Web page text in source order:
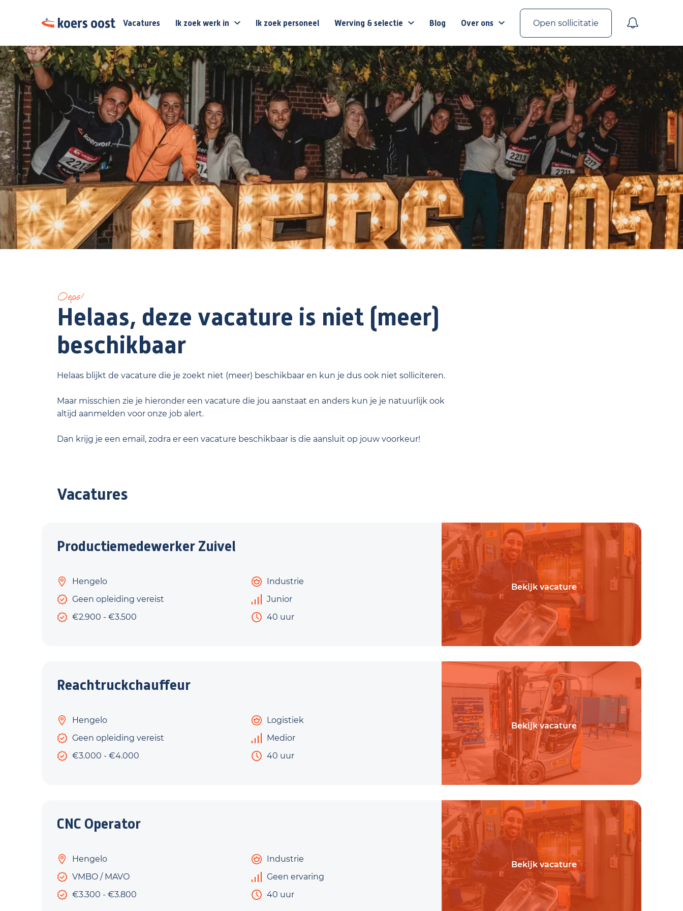
Vacatures Ik zoek werk in Ik zoek personeel Werving & selectie Blog Over ons Open sollicitatie
Oeps!
Helaas, deze vacature is niet (meer)
beschikbaar
Helaas blijkt de vacature die je zoekt niet (meer) beschikbaar en kun je dus ook niet solliciteren.
Maar misschien zie je hieronder een vacature die jou aanstaat en anders kun je je natuurlijk ook
altijd aanmelden voor onze job alert.
Dan krijg je een email, zodra er een vacature beschikbaar is die aansluit op jouw voorkeur!
Vacatures
Productiemedewerker Zuivel
Hengelo
Industrie
Geen opleiding vereist
Junior
€2.900 - €3.500
40 uur
Bekijk vacature
Reachtruckchauffeur
Hengelo
Logistiek
Geen opleiding vereist
Medior
€3.000 - €4.000
40 uur
Bekijk vacature
CNC Operator
Hengelo
Industrie
VMBO / MAVO
Geen ervaring
€3.300 - €3.800
40 uur
Bekijk vacature